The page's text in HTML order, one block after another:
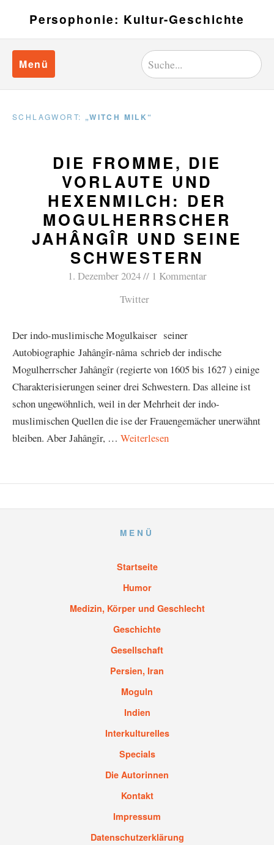
Persophonie: Kultur-Geschichte
Menü
SCHLAGWORT: „WITCH MILK“
DIE FROMME, DIE
VORLAUTE UND
HEXENMILCH: DER
MOGULHERRSCHER
JAHÂNGÎR UND SEINE
SCHWESTERN
1. Dezember 2024
1 Kommentar
Twitter
Der indo-muslimische Mogulkaiser seiner
Autobiographie Jahângîr-nâma schrieb der indische
Mogulherrscher Jahângîr (regierte von 1605 bis 1627 ) einige
Charakterisierungen seiner drei Schwestern. Das alleine ist
schon ungewöhnlich, weil in der Mehrheit der indo-
muslimischen Quellen die ise der Frauengemächer unerwähnt
bleiben. Aber Jahângîr, … Weiterlesen
MENÜ
Startseite
Humor
Medizin, Körper und Geschlecht
Geschichte
Gesellschaft
Persien, Iran
Moguln
Indien
Interkulturelles
Specials
Die Autorinnen
Kontakt
Impressum
Datenschutzerklärung